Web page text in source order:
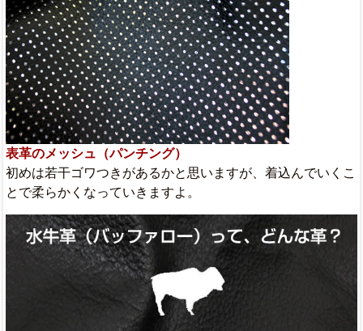
表革のメッシュ（パンチング）
初めは若干ゴワつきがあるかと思いますが、着込んでいくこ
とで柔らかくなっていきますよ。